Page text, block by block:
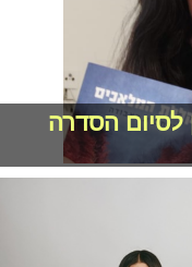
לסיום הסדרה